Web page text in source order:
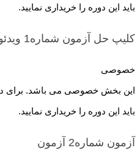
باید این دوره را خریداری نمایید.
کلیپ حل آزمون شماره1
خصوصی
این بخش خصوصی می باشد. برای
باید این دوره را خریداری نمایید.
آزمون شماره2 آزمون